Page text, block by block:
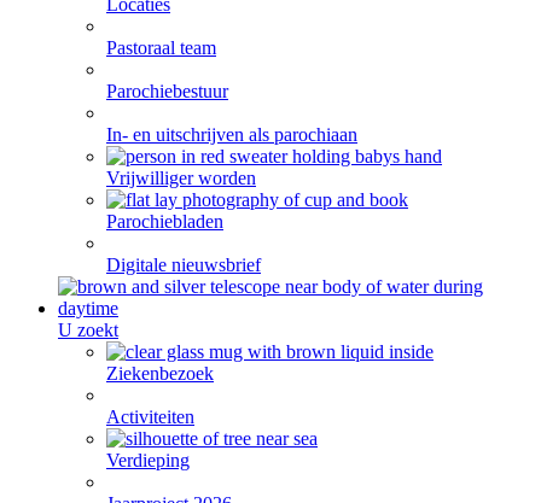
Locaties
Pastoraal team
Parochiebestuur
In- en uitschrijven als parochiaan
Vrijwilliger worden
Parochiebladen
Digitale nieuwsbrief
U zoekt
Ziekenbezoek
Activiteiten
Verdieping